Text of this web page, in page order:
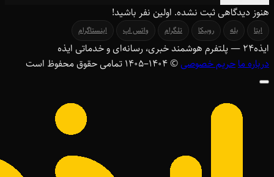
هنوز دیدگاهی ثبت نشده. اولین نفر باشید!
ایتا بله روبیکا تلگرام واتس اپ اینستاگرام
ایذه۲۴ — پلتفرم هوشمند خبری، رسانه‌ای و خدماتی ایذه
درباره ماحریم خصوصی© ۱۴۰۴–1405 تمامی حقوق محفوظ است